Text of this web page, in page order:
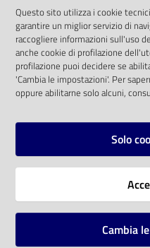
Eventi
Chiedi al
bibliotecario
Avvisi
solo alle condizioni
comunitaria 2003/98/CE
SOCIAL
Instagram
Vai alla pagina
Questo sito utilizza i cookie
garantire un miglior servizio di
raccogliere informazioni sull'uso
anche cookie di profilazione
profilazione puoi decidere se
'Cambia le impostazioni'. Per
oppure abilitarne solo alcuni,
Solo
Cambia